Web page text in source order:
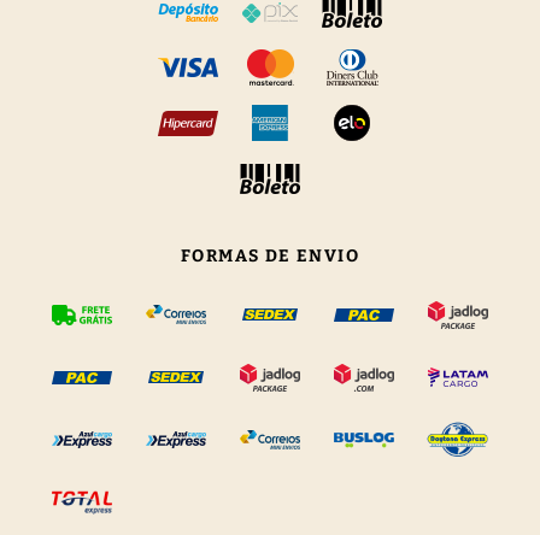
FORMAS DE ENVIO